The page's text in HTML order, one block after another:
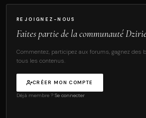
REJOIGNEZ-NOUS
Faites partie de la communauté
Commentez, participez aux forums, gagnez des
tous les contenus.
CRÉER MON COMPTE
Déjà membre ? Se connecter